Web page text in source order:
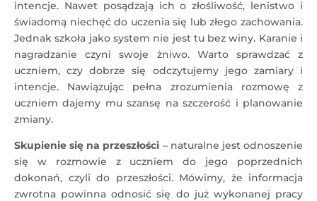
intencje. Nawet posądzają ich o złośliwość, lenistwo i
świadomą niechęć do uczenia się lub złego zachowania.
Jednak szkoła jako system nie jest tu bez winy. Karanie i
nagradzanie czyni swoje żniwo. Warto sprawdzać z
uczniem, czy dobrze się odczytujemy jego zamiary i
intencje. Nawiązując pełna zrozumienia rozmowę z
uczniem dajemy mu szansę na szczerość i planowanie
zmiany.
Skupienie się na przeszłości – naturalne jest odnoszenie
się w rozmowie z uczniem do jego poprzednich
dokonań, czyli do przeszłości. Mówimy, że informacja
zwrotna powinna odnosić się do już wykonanej pracy